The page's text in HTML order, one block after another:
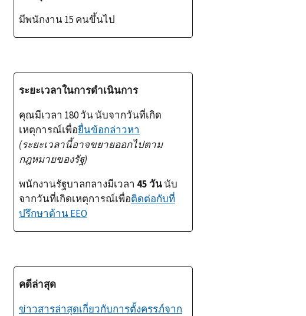
มีพนักงาน15 คนขึ้นไป
ระยะเวลาในการดำเนินการ
คุณมีเวลา 180วัน นับจากวันที่เกิด
เหตุการณ์เพื่อยื่นข้อกล่าวหา
(ระยะเวลานี้อาจขยายออกไปตาม
กฎหมายของรัฐ)
พนักงานรัฐบาลกลางมีเวลา 45วันนับ
จากวันที่เกิดเหตุการณ์เพื่อติดต่อกับที่
ปรึกษาด้านEEO
คดีล่าสุด
ข่าวสารล่าสุดเกี่ยวกับการตั้งครรภ์จาก